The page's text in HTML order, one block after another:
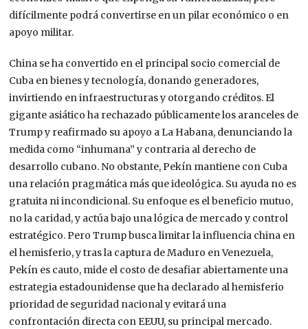
difícilmente podrá convertirse en un pilar económico o en
apoyo militar.
China se ha convertido en el principal socio comercial de
Cuba en bienes y tecnología, donando generadores,
invirtiendo en infraestructurasy otorgando créditos. El
gigante asiáticoha rechazado públicamente los aranceles de
Trump y reafirmado su apoyo a La Habana, denunciando la
medida como “inhumana” y contraria al derecho de
desarrollo cubano. No obstante, Pekín mantiene con Cuba
una relación pragmática más que ideológica. Su ayuda no es
gratuita ni incondicional. Su enfoque es el beneficio mutuo,
no la caridad,y actúa bajo una lógica de mercado y control
estratégico.Pero Trump busca limitar la influencia china en
el hemisferio, y tras la captura de Maduro en Venezuela,
Pekín es cauto, mide el costo de desafiar abiertamente una
estrategia estadounidense que ha declarado al hemisferio
prioridad de seguridad nacionaly evitará una
confrontación directa con EEUU, su principal mercado.